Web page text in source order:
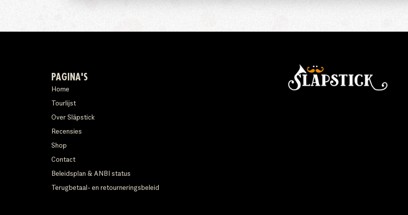
PAGINA'S
Home
Tourlijst
Over Släpstick
Recensies
Shop
Contact
Beleidsplan & ANBI status
Terugbetaal- en retourneringsbeleid